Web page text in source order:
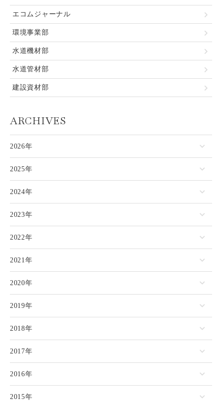
エコムジャーナル
環境事業部
水道機材部
水道管材部
建設資材部
ARCHIVES
2026年
2025年
2024年
2023年
2022年
2021年
2020年
2019年
2018年
2017年
2016年
2015年